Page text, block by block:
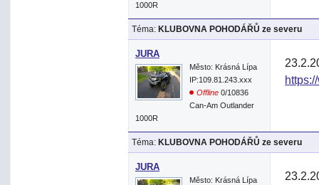
1000R
Téma: KLUBOVNA POHODÁŘŮ ze severu
JURA
Město: Krásná Lípa
IP:109.81.243.xxx
Offline 0/10836
Can-Am Outlander
1000R
Téma: KLUBOVNA POHODÁŘŮ ze severu
JURA
Město: Krásná Lípa